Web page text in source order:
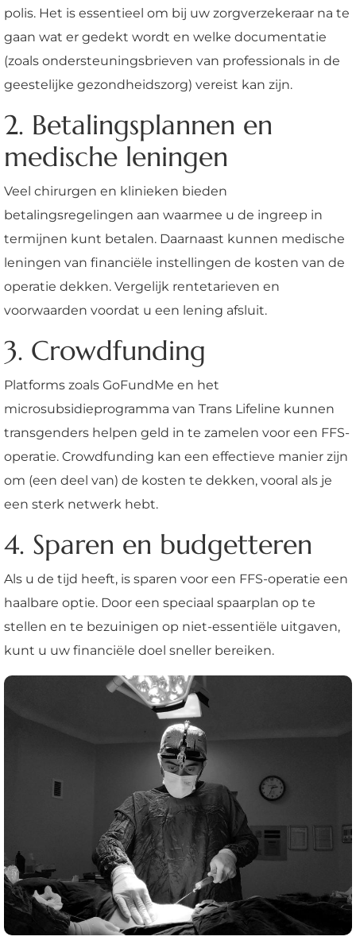
polis. Het is essentieel om bij uw zorgverzekeraar na te
gaan wat er gedekt wordt en welke documentatie
(zoals ondersteuningsbrieven van professionals in de
geestelijke gezondheidszorg) vereist kan zijn.
2. Betalingsplannen en
medische leningen
Veel chirurgen en klinieken bieden
betalingsregelingen aan waarmee u de ingreep in
termijnen kunt betalen. Daarnaast kunnen medische
leningen van financiële instellingen de kosten van de
operatie dekken. Vergelijk rentetarieven en
voorwaarden voordat u een lening afsluit.
3. Crowdfunding
Platforms zoals GoFundMe en het
microsubsidieprogramma van Trans Lifeline kunnen
transgenders helpen geld in te zamelen voor een FFS-
operatie. Crowdfunding kan een effectieve manier zijn
om (een deel van) de kosten te dekken, vooral als je
een sterk netwerk hebt.
4. Sparen en budgetteren
Als u de tijd heeft, is sparen voor een FFS-operatie een
haalbare optie. Door een speciaal spaarplan op te
stellen en te bezuinigen op niet-essentiële uitgaven,
kunt u uw financiële doel sneller bereiken.